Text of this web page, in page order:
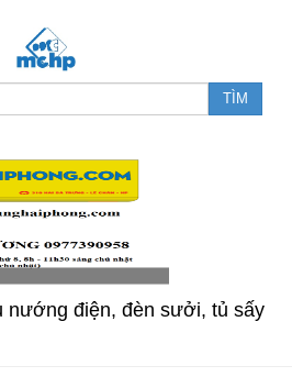
nướng điện, đèn sưởi, tủ sấy